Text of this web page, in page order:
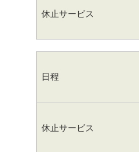
休止サービス
日程
休止サービス